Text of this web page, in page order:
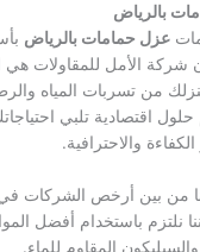
بالرياض
عزل حمامات بالرياض
شركة الأمل للمقاولات هي
من تسربات المياه
اقتصادية تلبي
والاحترافية.
من بين أرخص الشركات
نلتزم باستخدام أفضل
المقاوم للماء.